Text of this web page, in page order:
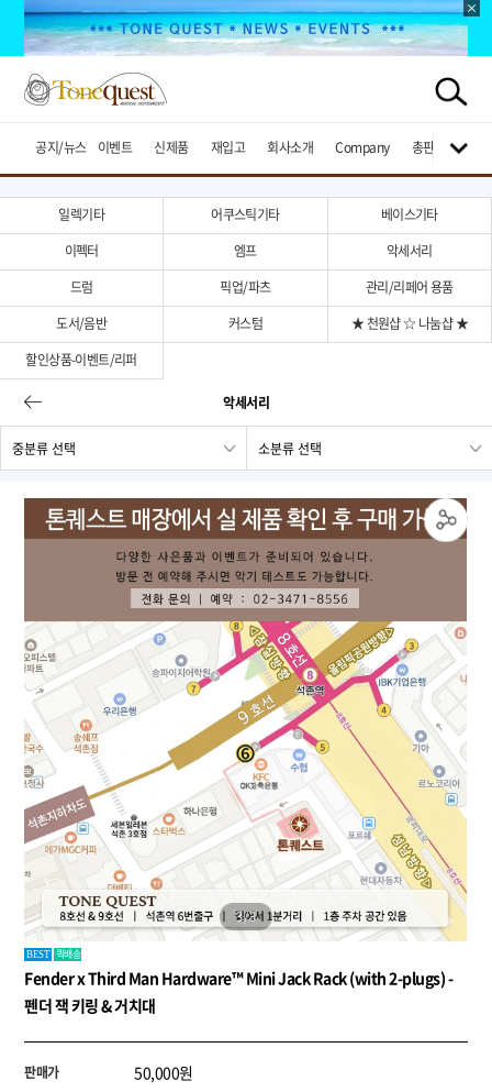
공지/뉴스 이벤트 신제품 재입고 회사소개 Company 총판브랜드
일렉기타 어쿠스틱기타
베이스기타
이펙터
엠프
악세서리
드럼
픽업/파츠
관리/리페어 용품
도서/음반
커스텀
★ 천원샵 ☆ 나눔샵 ★
할인상품-이벤트/리퍼
악세서리
3/3
BEST 퀵배송
Fender x Third Man Hardware™ Mini Jack Rack (with 2-plugs) -
펜더 잭 키링 & 거치대
판매가 50,000원